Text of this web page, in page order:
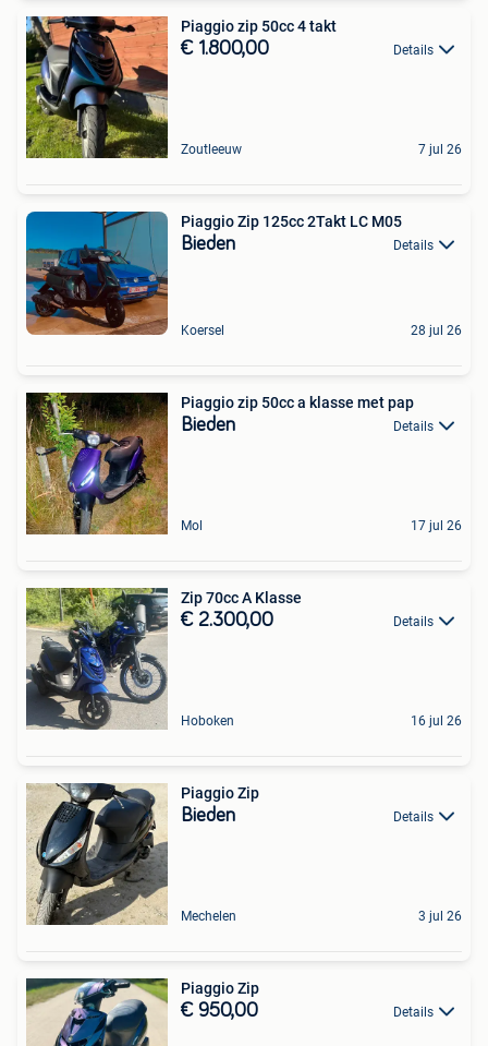
Piaggio zip 50cc 4 takt
€ 1.800,00 Details
Zoutleeuw 7 jul 26
Piaggio Zip 125cc 2Takt LC M05
Bieden Details
Koersel 28 jul 26
Piaggio zip 50cc a klasse met pap
Bieden Details
Mol 17 jul 26
Zip 70cc A Klasse
€ 2.300,00 Details
Hoboken 16 jul 26
Piaggio Zip
Bieden Details
Mechelen 3 jul 26
Piaggio Zip
€ 950,00 Details